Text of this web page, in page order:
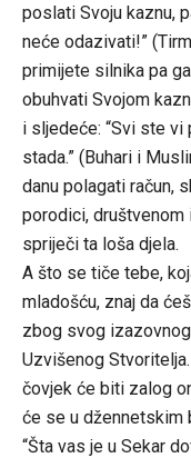
poslati Svoju kaznu,
neće odazivati!”
primijete silnika pa
obuhvati Svojom
i sljedeće: “Svi ste
stada.” (Buhari i
danu polagati račun,
porodici,
spriječi ta loša djela.
A što se tiče tebe,
mladošću, znaj da
zbog svog
Uzvišenog
čovjek će biti zalog
će se u džennetskim
“Šta vas je u Sekar